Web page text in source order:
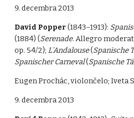
9. decembra 2013
David Popper(1843–1913):
(1884) (Serenade. Allegro
op. 54/2);L’Andalouse(Spanische
Spanischer Carneval(Spanische
Eugen Prochác, violončelo; Iveta
9. decembra 2013